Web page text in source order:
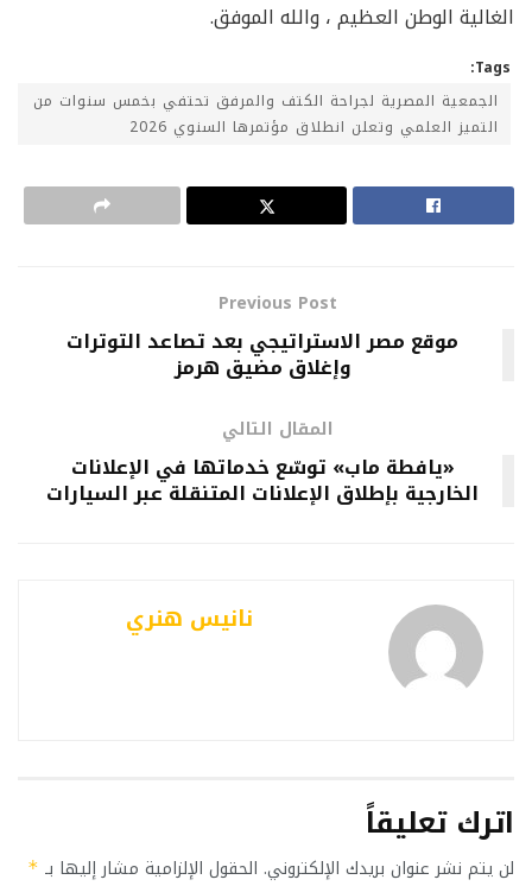
الغالية الوطن العظيم ، والله الموفق.
Tags:
الجمعية المصرية لجراحة الكتف والمرفق تحتفي بخمس سنوات من
التميز العلمي وتعلن انطلاق مؤتمرها السنوي 2026
Previous Post
موقع مصر الاستراتيجي بعد تصاعد التوترات
وإغلاق مضيق هرمز
المقال التالي
«يافطة ماب» توسّع خدماتها في الإعلانات
الخارجية بإطلاق الإعلانات المتنقلة عبر السيارات
نانيس هنري
اترك تعليقاً
لن يتم نشر عنوان بريدك الإلكتروني. الحقول الإلزامية مشار إليها بـ *